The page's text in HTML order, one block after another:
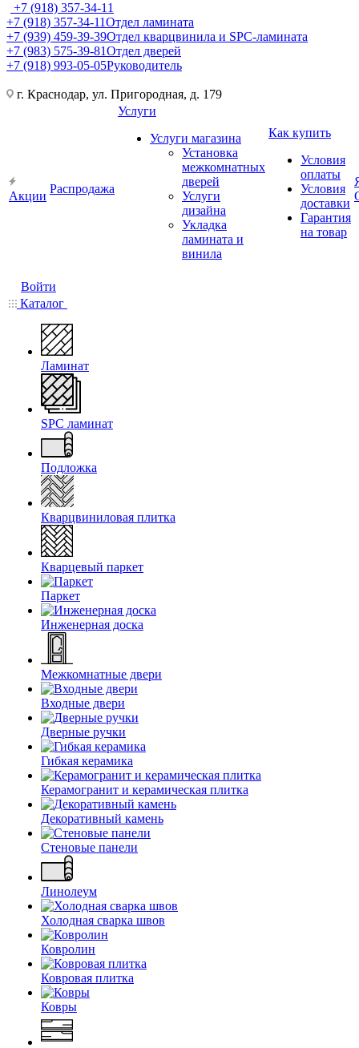
+7 (918) 357-34-11
+7 (918) 357-34-11Отдел ламината
+7 (939) 459-39-39Отдел кварцвинила и SPC-ламината
+7 (983) 575-39-81Отдел дверей
+7 (918) 993-05-05Руководитель
г. Краснодар, ул. Пригородная, д. 179
Акции
Распродажа
Услуги
Услуги магазина
Установка
межкомнатных
дверей
Услуги
дизайна
Укладка
ламината и
винила
Как купить
Условия
оплаты
Условия
доставки
Гарантия
на товар
Войти
Каталог
Ламинат
SPC ламинат
Подложка
Кварцвиниловая плитка
Кварцевый паркет
Паркет
Инженерная доска
Межкомнатные двери
Входные двери
Дверные ручки
Гибкая керамика
Керамогранит и керамическая плитка
Декоративный камень
Стеновые панели
Линолеум
Холодная сварка швов
Ковролин
Ковровая плитка
Ковры